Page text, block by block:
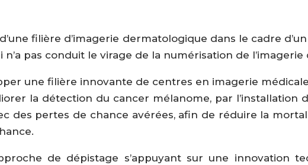
filière d’imagerie dermatologique dans le cadre
pas conduit le virage de la numérisation de
une filière innovante de centres en imagerie
la détection du cancer mélanome, par l’installation
des pertes de chance avérées, afin de réduire la
de dépistage s’appuyant sur une innovation